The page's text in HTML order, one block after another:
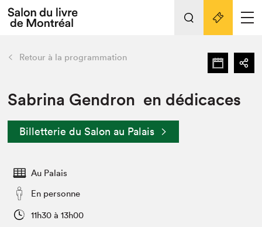
Espace exposant⋅e⋅s
L'événement
Préparer sa visite au Salon
Actualités
SLM PRO
retour Nos activités
Préparer sa visite
Salon dans la ville et en ligne
Projets partenaires
Liens pratiques
Retour à la programmation
Sabrina Gendron en dédicaces
Billetterie du Salon au Palais
Au Palais
En personne
11h30 à 13h00